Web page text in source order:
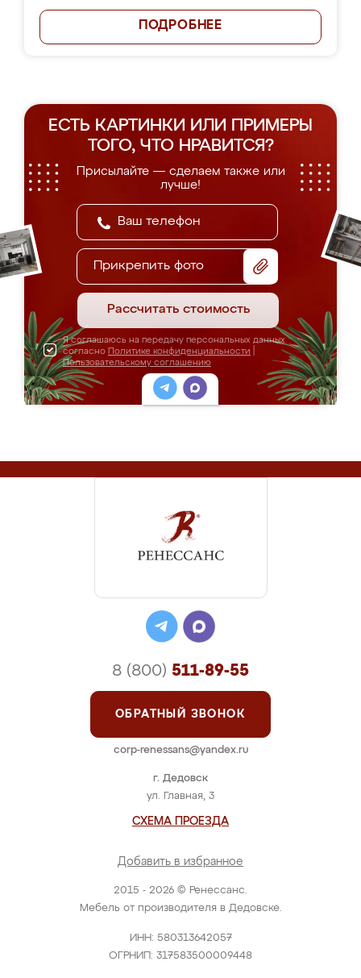
ПОДРОБНЕЕ
ЕСТЬ КАРТИНКИ ИЛИ ПРИМЕРЫ
ТОГО, ЧТО НРАВИТСЯ?
Присылайте — сделаем также или
лучше!
Прикрепить фото
Рассчитать стоимость
Я соглашаюсь на передачу персональных данных
согласно Политике конфиденциальности
Пользовательскому соглашению
2015 - 2026 © Ренессанс.
Мебель от производителя в Дедовске.
ИНН: 580313642057
ОГРНИП: 317583500009448
г. Дедовск
ул. Главная, 3
СХЕМА ПРОЕЗДА
Добавить в избранное
8 (800) 511-89-55
ОБРАТНЫЙ ЗВОНОК
corp-renessans@yandex.ru